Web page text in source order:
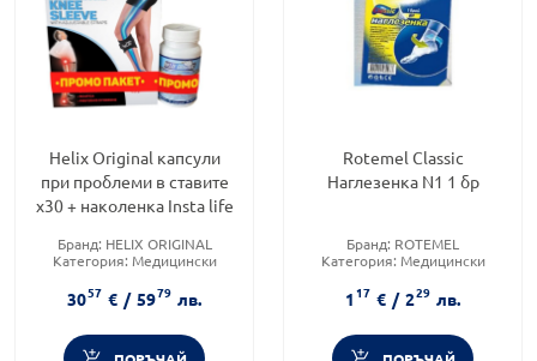
Helix Original капсули
при проблеми в ставите
х30 + наколенка Insta life
Бранд: HELIX ORIGINAL
Категория: Медицински
Форма на продукта: капсули
3057 € / 5979 лв.
Rotemel Classic
Наглезенка N1 1 бр
Бранд: ROTEMEL
Категория: Медицински
117 € / 229 лв.